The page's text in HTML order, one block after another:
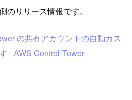
のリリース情報です。
の共有アカウントの自動カス
- AWS Control Tower